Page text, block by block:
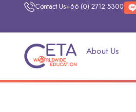
Contact Us+66 (0) 2712 5300
About Us